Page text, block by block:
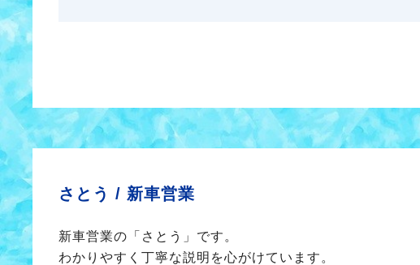
さとう / 新車営業
新車営業の「さとう」です。
わかりやすく丁寧な説明を心がけています。